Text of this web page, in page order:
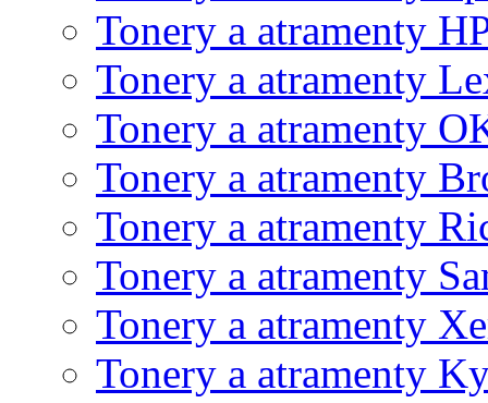
Tonery a atramenty
Tonery a atramenty
Tonery a atramenty
Tonery a atramenty
Tonery a atramenty
Tonery a atramenty
Tonery a atramenty
Tonery a atramenty